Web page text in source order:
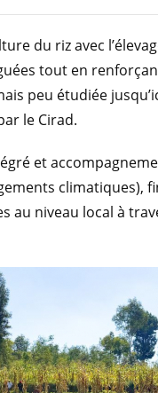
du riz avec
tout en
peu étudiée
le Cirad.
et
climatiques),
au niveau local à